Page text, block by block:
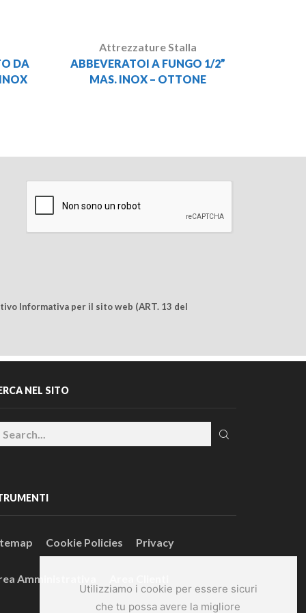
Utilizziamo i cookie per essere sicuri
che tu possa avere la migliore
DA
Attrezzature Stalla
ABBEVERATOI A FUNGO 1/2”
MAS. INOX – OTTONE
Informativa per il sito web (ART. 13 del
NEL SITO
Cookie Policies Privacy
Amministrativa